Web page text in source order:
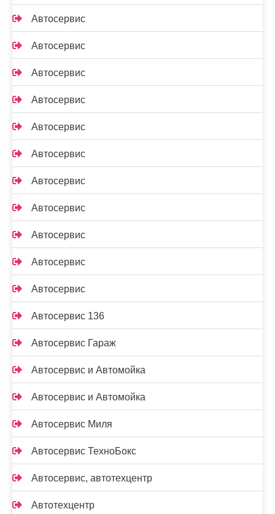
Автосервис
Автосервис
Автосервис
Автосервис
Автосервис
Автосервис
Автосервис
Автосервис
Автосервис
Автосервис
Автосервис
Автосервис 136
Автосервис Гараж
Автосервис и Автомойка
Автосервис и Автомойка
Автосервис Миля
Автосервис ТехноБокс
Автосервис, автотехцентр
Автотехцентр